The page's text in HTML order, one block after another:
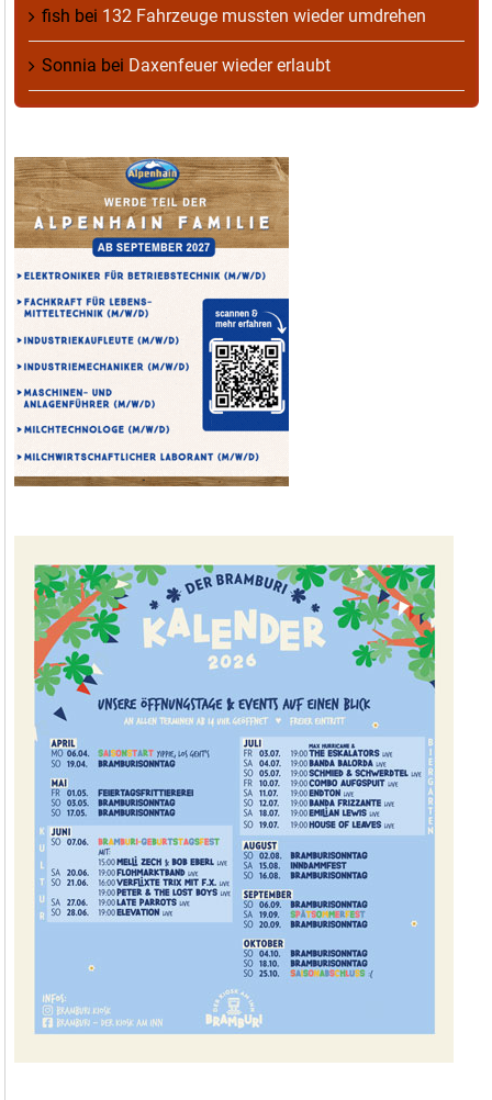
fish bei 132 Fahrzeuge mussten wieder umdrehen
Sonnia bei Daxenfeuer wieder erlaubt